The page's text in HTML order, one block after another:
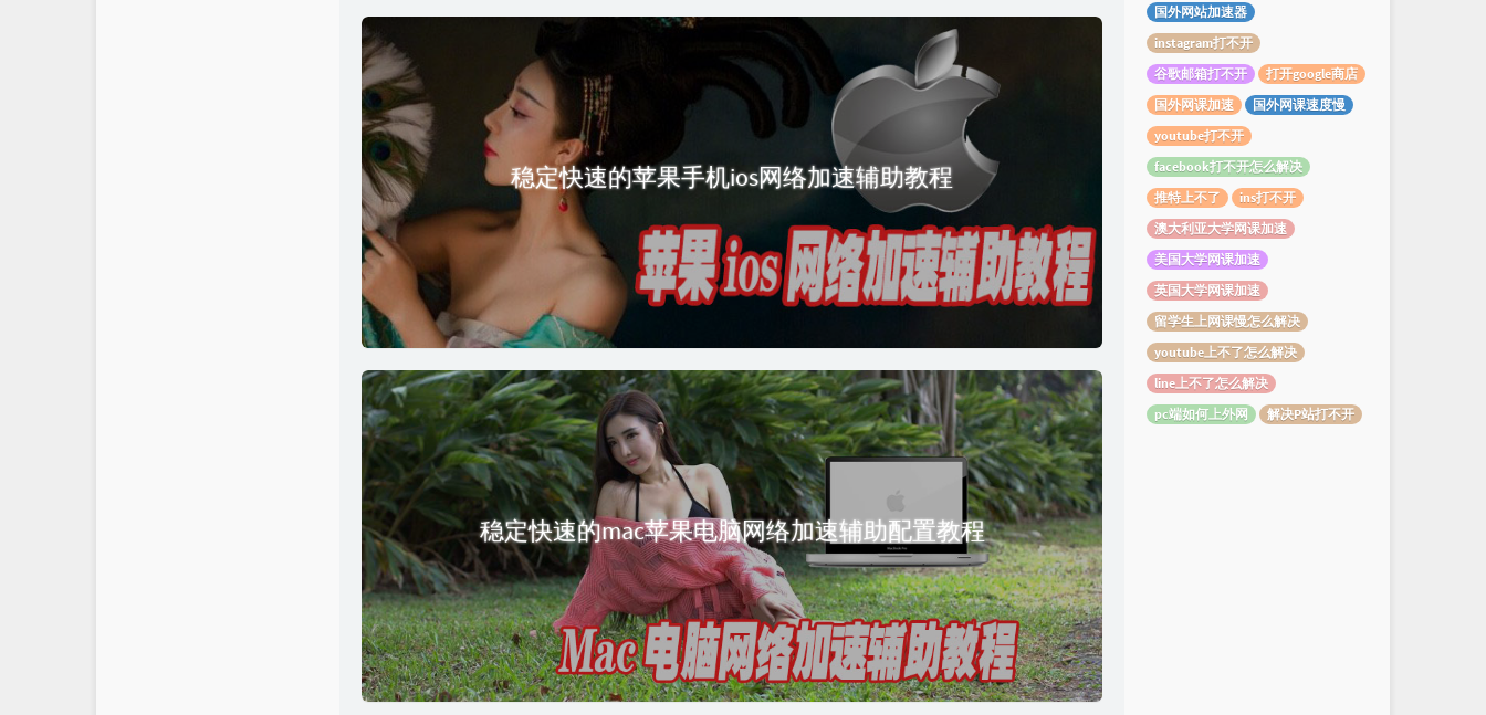
稳定快速的苹果手机ios网络加速辅助教程
稳定快速的mac苹果电脑网络加速辅助配置教程
国外网站加速器
instagram打不开
谷歌邮箱打不开
打开google商店
国外网课加速
国外网课速度慢
youtube打不开
facebook打不开怎么解决
推特上不了
ins打不开
澳大利亚大学网课加速
美国大学网课加速
英国大学网课加速
留学生上网课慢怎么解决
youtube上不了怎么解决
line上不了怎么解决
pc端如何上外网
解决P站打不开